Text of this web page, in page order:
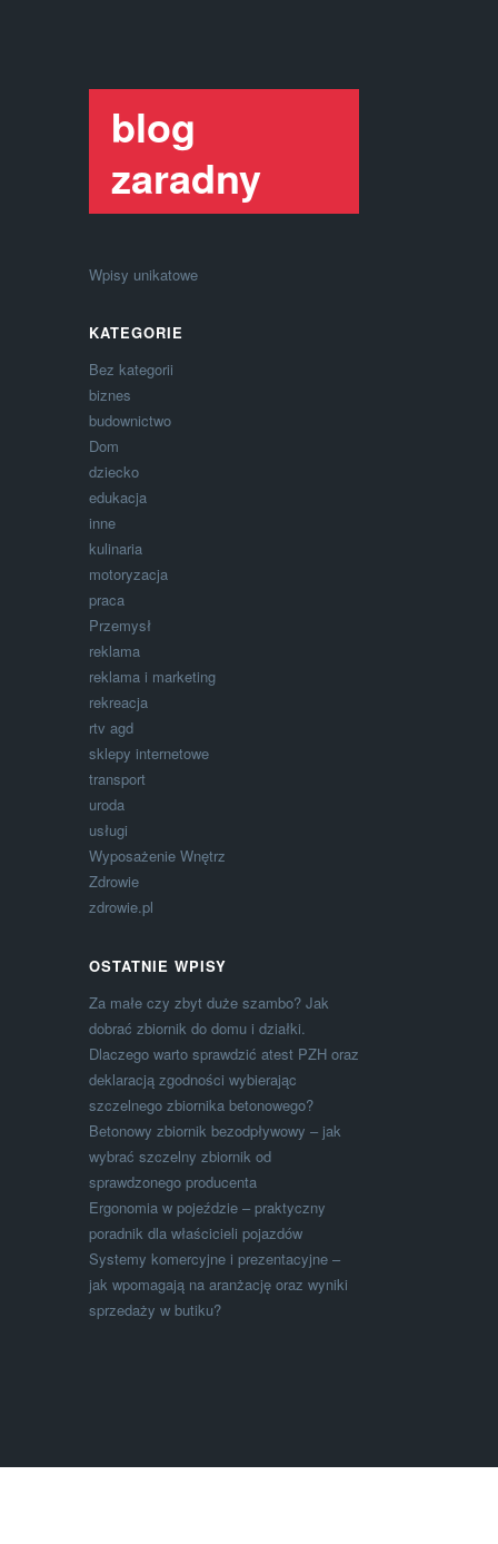
blog
zaradny
Wpisy unikatowe
KATEGORIE
Bez kategorii
biznes
budownictwo
Dom
dziecko
edukacja
inne
kulinaria
motoryzacja
praca
Przemysł
reklama
reklama i marketing
rekreacja
rtv agd
sklepy internetowe
transport
uroda
usługi
Wyposażenie Wnętrz
Zdrowie
zdrowie.pl
OSTATNIE WPISY
Za małe czy zbyt duże szambo? Jak
dobrać zbiornik do domu i działki.
Dlaczego warto sprawdzić atest PZH oraz
deklaracją zgodności wybierając
szczelnego zbiornika betonowego?
Betonowy zbiornik bezodpływowy – jak
wybrać szczelny zbiornik od
sprawdzonego producenta
Ergonomia w pojeździe – praktyczny
poradnik dla właścicieli pojazdów
Systemy komercyjne i prezentacyjne –
jak wpomagają na aranżację oraz wyniki
sprzedaży w butiku?